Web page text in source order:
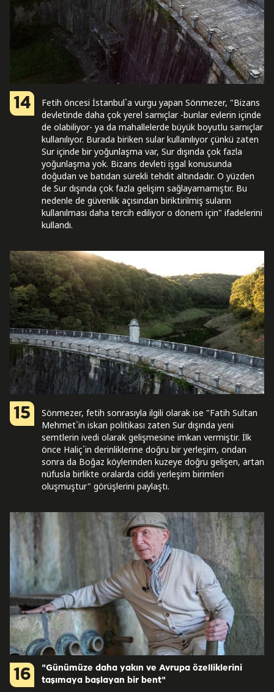
14
Fetih öncesi İstanbul`a vurgu yapan Sönmezer, "Bizans
devletinde daha çok yerel sarnıçlar -bunlar evlerin içinde
de olabiliyor- ya da mahallelerde büyük boyutlu sarnıçlar
kullanılıyor. Burada biriken sular kullanılıyor çünkü zaten
Sur içinde bir yoğunlaşma var, Sur dışında çok fazla
yoğunlaşma yok. Bizans devleti işgal konusunda
doğudan ve batıdan sürekli tehdit altındadır. O yüzden
de Sur dışında çok fazla gelişim sağlayamamıştır. Bu
nedenle de güvenlik açısından biriktirilmiş suların
kullanılması daha tercih ediliyor o dönem için" ifadelerini
kullandı.
15
Sönmezer, fetih sonrasıyla ilgili olarak ise "Fatih Sultan
Mehmet`in iskan politikası zaten Sur dışında yeni
semtlerin ivedi olarak gelişmesine imkan vermiştir. İlk
önce Haliç`in derinliklerine doğru bir yerleşim, ondan
sonra da Boğaz köylerinden kuzeye doğru gelişen, artan
nüfusla birlikte oralarda ciddi yerleşim birimleri
oluşmuştur" görüşlerini paylaştı.
16
"Günümüze daha yakın ve Avrupa özelliklerini
taşımaya başlayan bir bent"